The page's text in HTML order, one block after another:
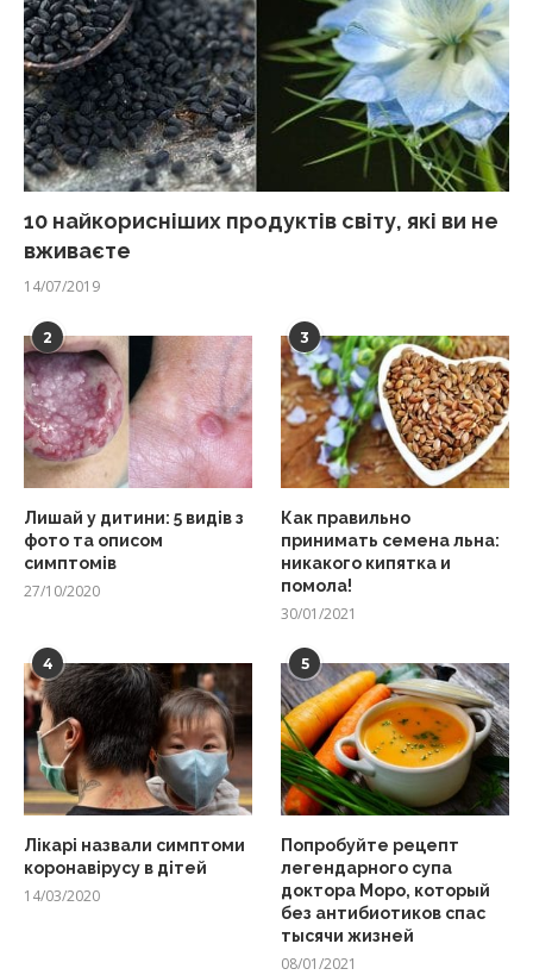
10 найкорисніших продуктів світу, які ви не
вживаєте
14/07/2019
2
Лишай у дитини: 5 видів з
фото та описом
симптомів
27/10/2020
3
Как правильно
принимать семена льна:
никакого кипятка и
помола!
30/01/2021
4
Лікарі назвали симптоми
коронавірусу в дітей
14/03/2020
5
Попробуйте рецепт
легендарного супа
доктора Моро, который
без антибиотиков спас
тысячи жизней
08/01/2021